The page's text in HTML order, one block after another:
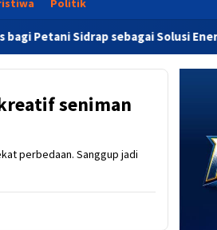
Politik
Solusi Energi Irigasi
seniman
perbedaan. Sanggup jadi